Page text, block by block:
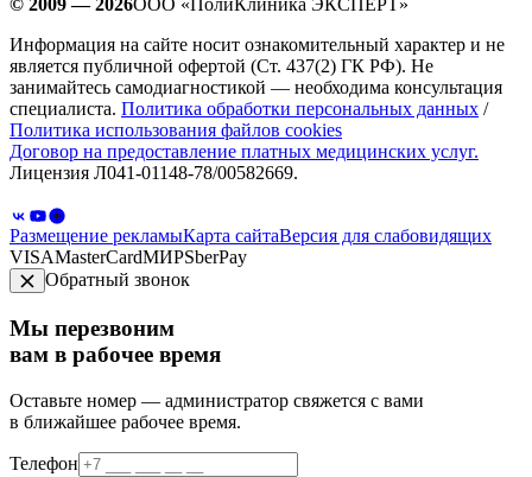
© 2009 — 2026ООО «ПолиКлиника ЭКСПЕРТ»
Информация на сайте носит ознакомительный характер и не
является публичной офертой (Ст. 437(2) ГК РФ). Не
занимайтесь самодиагностикой — необходима консультация
специалиста. Политика обработки персональных данных /
Политика использования файлов cookies
Договор на предоставление платных медицинских услуг.
Лицензия Л041-01148-78/00582669.
Размещение рекламыКарта сайтаВерсия для слабовидящих
VISAMasterCardМИРSberPay
Обратный звонок
Мы перезвоним
вам в рабочее время
Оставьте номер — администратор свяжется с вами
в ближайшее рабочее время.
Телефон